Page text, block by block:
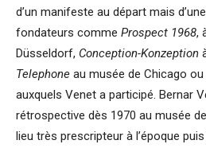
d’un manifeste au départ mais
fondateurs comme Prospect 1968,
Düsseldorf, Conception-Konzeption
Telephone au musée de Chicago
auxquels Venet a participé. Bernar
rétrospective dès 1970 au musée
lieu très prescripteur à l’époque